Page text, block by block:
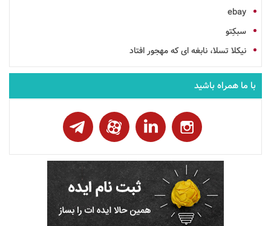
ebay
سبکِتو
نیکلا تسلا، نابغه ای که مهجور افتاد
با ما همراه باشید